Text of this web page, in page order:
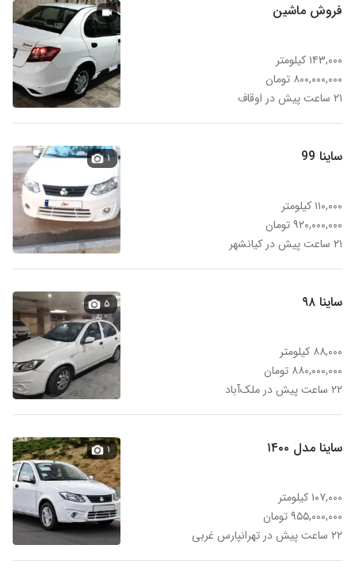
فروش ماشین
۱۴۳,۰۰۰ کیلومتر
۸۰۰,۰۰۰,۰۰۰ تومان
۲۱ ساعت پیش در اوقاف
ساینا 99
۱۱۰,۰۰۰ کیلومتر
۹۲۰,۰۰۰,۰۰۰ تومان
۲۱ ساعت پیش در کیانشهر
۱
ساینا ۹۸
۸۸,۰۰۰ کیلومتر
۸۸۰,۰۰۰,۰۰۰ تومان
۲۲ ساعت پیش در ملک‌آباد
۵
ساینا مدل ۱۴۰۰
۱۰۷,۰۰۰ کیلومتر
۹۵۵,۰۰۰,۰۰۰ تومان
۲۲ ساعت پیش در تهرانپارس غربی
۱